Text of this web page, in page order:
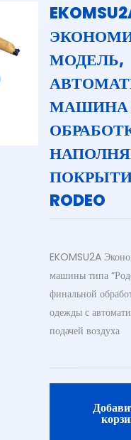
МОДЕЛЬ,
МАШИНА
RODEO
EKOMSU2A
машины типа
финальной
одежды с
подачей воздуха